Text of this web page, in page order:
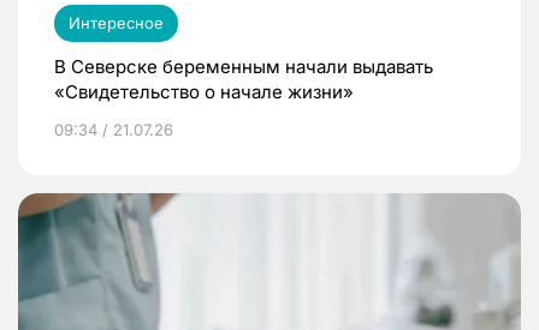
Интересное
В Северске беременным начали выдавать
«Свидетельство о начале жизни»
09:34 / 21.07.26